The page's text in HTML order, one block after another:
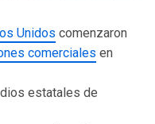
Unidos comenzaron
comerciales en
estatales de